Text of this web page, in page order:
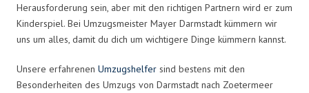
Herausforderung sein, aber mit den richtigen Partnern wird er zum
Kinderspiel. Bei Umzugsmeister Mayer Darmstadt kümmern wir
uns um alles, damit du dich um wichtigere Dinge kümmern kannst.
Unsere erfahrenen Umzugshelfer sind bestens mit den
Besonderheiten des Umzugs von Darmstadt nach Zoetermeer